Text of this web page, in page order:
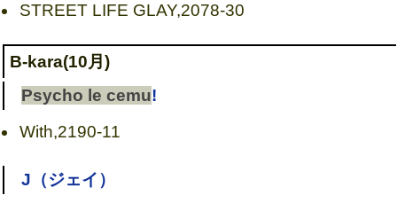
STREET LIFE GLAY,2078-30
B-kara(10月)
Psycho le cemu!
With,2190-11
J（ジェイ）